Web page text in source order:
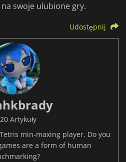
swoje ulubione gry.
Udostępnij
Artykuły
min-maxing player. Do you
are a form of human